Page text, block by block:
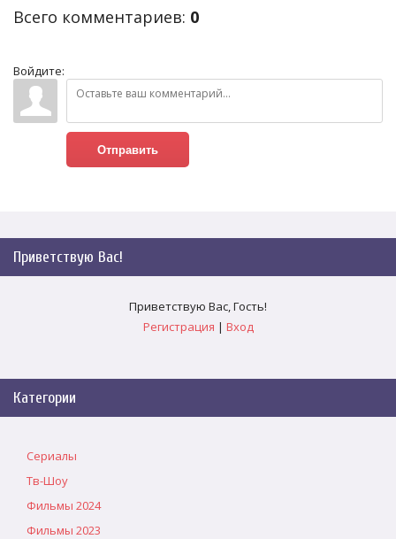
Всего комментариев: 0
Войдите:
Отправить
Приветствую Вас!
Приветствую Вас,Гость!
Регистрация | Вход
Категории
Сериалы
Тв-Шоу
Фильмы 2024
Фильмы 2023